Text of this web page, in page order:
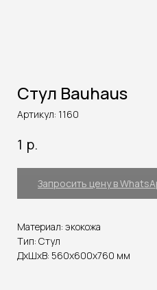
Стул Bauhaus
Артикул: 1160
1 р.
Запросить цену в
Материал: экокожа
Тип: Стул
ДxШxВ: 560x600x760 мм